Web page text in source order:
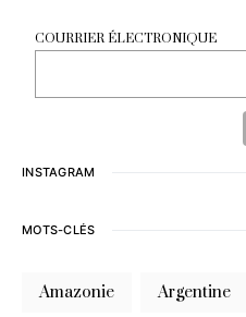
COURRIER ÉLECTRONIQUE
INSTAGRAM
MOTS-CLÉS
Amazonie Argentine